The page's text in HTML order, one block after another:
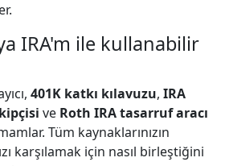
IRA'm ile kullanabilir
401K katkı kılavuzu, IRA
ve Roth IRA tasarruf aracı
Tüm kaynaklarınızın
karşılamak için nasıl birleştiğini